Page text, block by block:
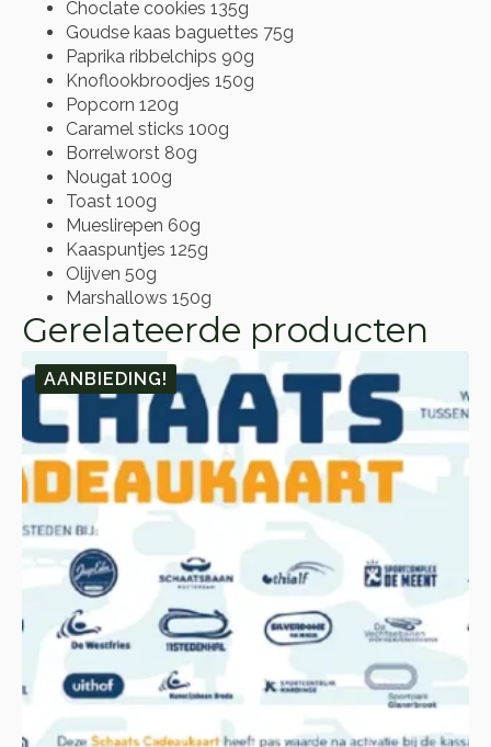
Choclate cookies 135g
Goudse kaas baguettes 75g
Paprika ribbelchips 90g
Knoflookbroodjes 150g
Popcorn 120g
Caramel sticks 100g
Borrelworst 80g
Nougat 100g
Toast 100g
Mueslirepen 60g
Kaaspuntjes 125g
Olijven 50g
Marshallows 150g
Gerelateerde producten
AANBIEDING!